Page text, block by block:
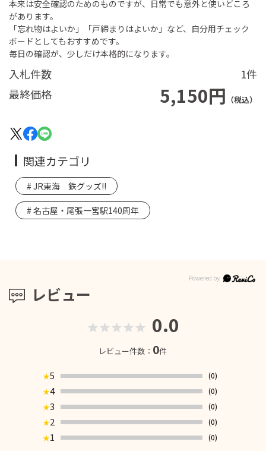
入札件数
1件
最終価格
5,150円 （税込）
本来は安全確認のためのものですが、日常でも意外と使いどころ
があります。
「忘れ物はよいか」「戸締まりはよいか」など、自分用チェック
ボードとしてもおすすめです。
毎日の確認が、少しだけ本格的になります。
レビュー
0.0
レビュー件数： 0件
★5
(0)
★4
(0)
★3
(0)
★2
(0)
★1 (0)
関連カテゴリ
JR東海 鉄グッズ!!
名古屋・尾張一宮駅140周年